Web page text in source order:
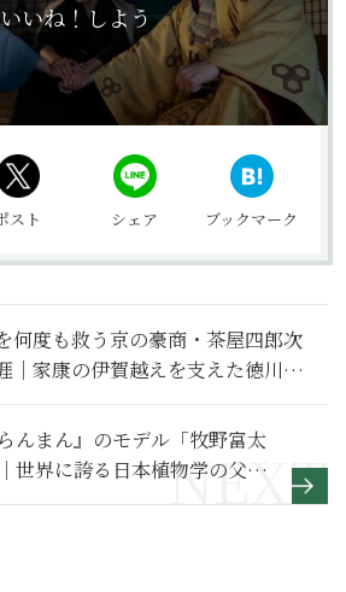
いいね！しよう
スト シェア ブックマーク
何度も救う京の豪商・茶屋四郎次
｜家康の伊賀越えを支えた徳川の
史人物伝】
んまん』のモデル「牧野富太
世界に誇る日本植物学の父